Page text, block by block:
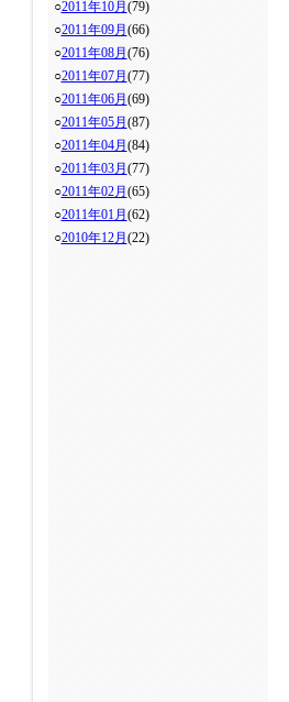
○2011年10月 (79)
○2011年09月 (66)
○2011年08月 (76)
○2011年07月 (77)
○2011年06月 (69)
○2011年05月 (87)
○2011年04月 (84)
○2011年03月 (77)
○2011年02月 (65)
○2011年01月 (62)
○2010年12月 (22)